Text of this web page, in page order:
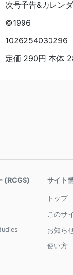
次号予告&カレン
©1996
1026254030296
定価 290円 本体
(RCGS) サイト
トップ
このサ
お知ら
使い方